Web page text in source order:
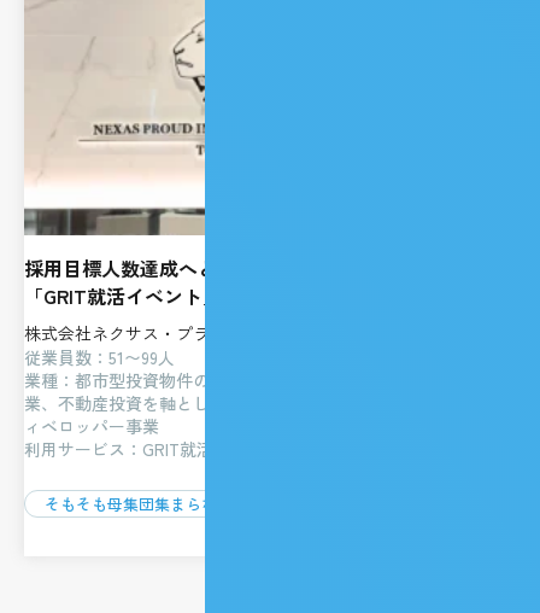
採用目標人数達成へと導いた、量より質を見極める
「GRIT就活イベント」採用戦略
株式会社ネクサス・プラウド・インベストメント
従業員数：51〜99人
業種：都市型投資物件の開発、グローバル・インベストメント事
業、不動産投資を軸とした資産形成サポート、賃貸管理事業、デ
ィベロッパー事業
利用サービス：GRIT就活イベント
そもそも母集団集まらない